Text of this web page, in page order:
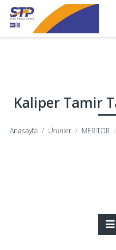
Kaliper Tamir
Anasayfa Ürünler MERITOR